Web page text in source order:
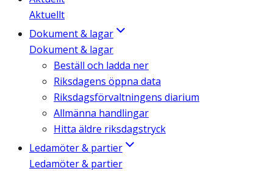
Aktuellt
Dokument & lagar
Dokument & lagar
Beställ och ladda ner
Riksdagens öppna data
Riksdagsförvaltningens diarium
Allmänna handlingar
Hitta äldre riksdagstryck
Ledamöter & partier
Ledamöter & partier